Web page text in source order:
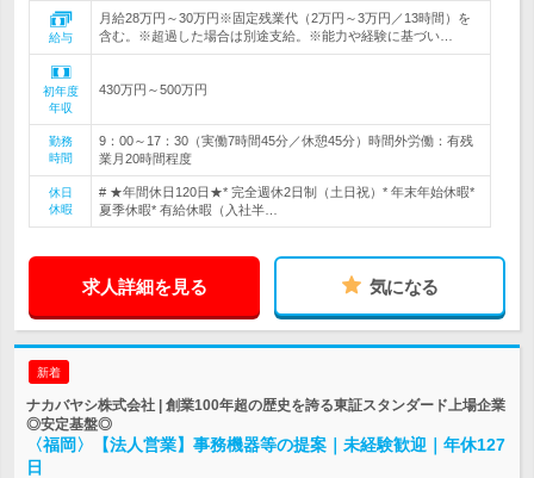
給与
月給28万円～30万円※固定残業代（2万円～3万円／13時間）を
含む。※超過した場合は別途支給。※能力や経験に基づい…
初年度
年収
430万円～500万円
勤務
時間
9：00～17：30（実働7時間45分／休憩45分）時間外労働：有残
業月20時間程度
休日
休暇
# ★年間休日120日★* 完全週休2日制（土日祝）* 年末年始休暇*
夏季休暇* 有給休暇（入社半…
求人詳細を見る 気になる
新着
ナカバヤシ株式会社 | 創業100年超の歴史を誇る東証スタンダード上場企業
◎安定基盤◎
〈福岡〉【法人営業】事務機器等の提案｜未経験歓迎｜年休127
日